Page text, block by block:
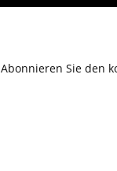
Abonnieren Sie den